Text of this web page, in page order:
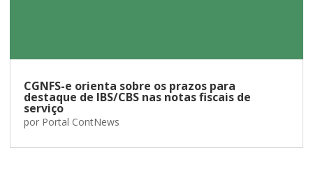
CGNFS-e orienta sobre os prazos para
destaque de IBS/CBS nas notas fiscais de
serviço
por Portal ContNews